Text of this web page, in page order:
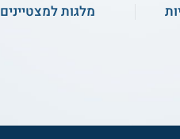
מלגות למצטיינים